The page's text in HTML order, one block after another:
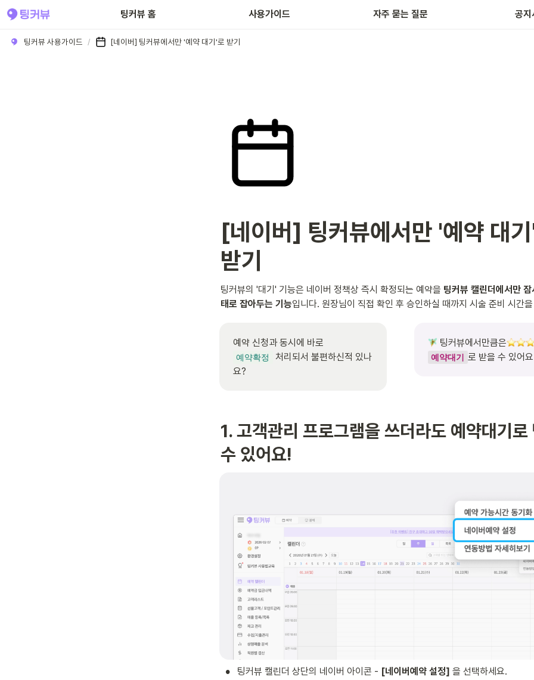
팅커뷰 홈 사용가이드 자주 묻는 질문 공지
팅커뷰 사용가이드 / [네이버] 팅커뷰에서만 '예약 대기'로 받기
[네이버] 팅커뷰에서만 '예약 대
받기
팅커뷰의 '대기' 기능은 네이버 정책상 즉시 확정되는 예약을 팅커뷰 캘린더에서만
태로 잡아두는 기능입니다. 원장님이 직접 확인 후 승인하실 때까지 시술 준비 시간
예약확정
처리되서 불편하신적 있나
요?
팅커뷰에서만큼은
예약대기 로 받을 수 있어
1. 고객관리 프로그램을 쓰더라도 예약대기로
수 있어요!
• 팅커뷰 캘린더 상단의 네이버 아이콘 - [네이버예약 설정] 을 선택하세요.